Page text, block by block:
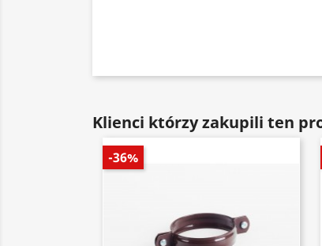
Klienci którzy zakupili ten
-36%